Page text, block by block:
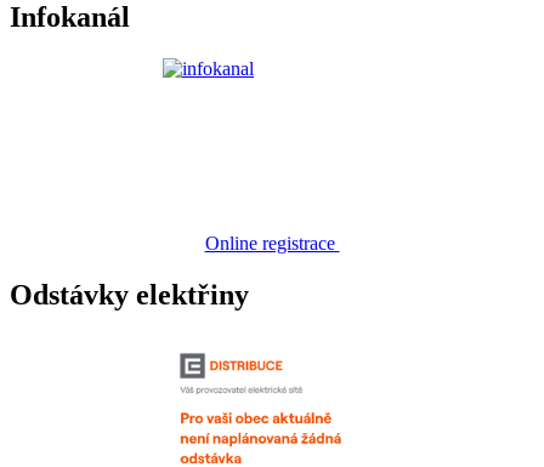
Infokanál
Online registrace
Odstávky elektřiny